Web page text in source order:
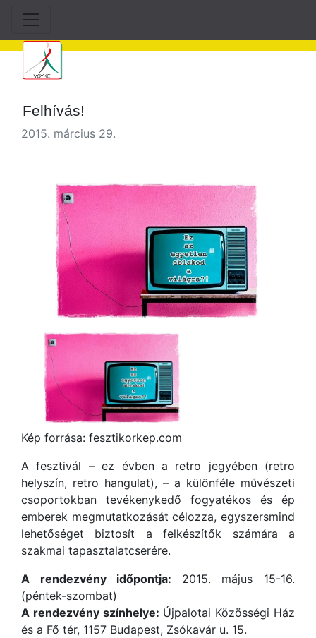
Felhívás!
2015. március 29.
Kép forrása: fesztikorkep.com
A fesztivál – ez évben a retro jegyében (retro
helyszín, retro hangulat), – a különféle művészeti
csoportokban tevékenykedő fogyatékos és ép
emberek megmutatkozását célozza, egyszersmind
lehetőséget biztosít a felkészítők számára a
szakmai tapasztalatcserére.
A rendezvény időpontja: 2015. május 15-16.
(péntek-szombat)
A rendezvény színhelye: Újpalotai Közösségi Ház
és a Fő tér, 1157 Budapest, Zsókavár u. 15.